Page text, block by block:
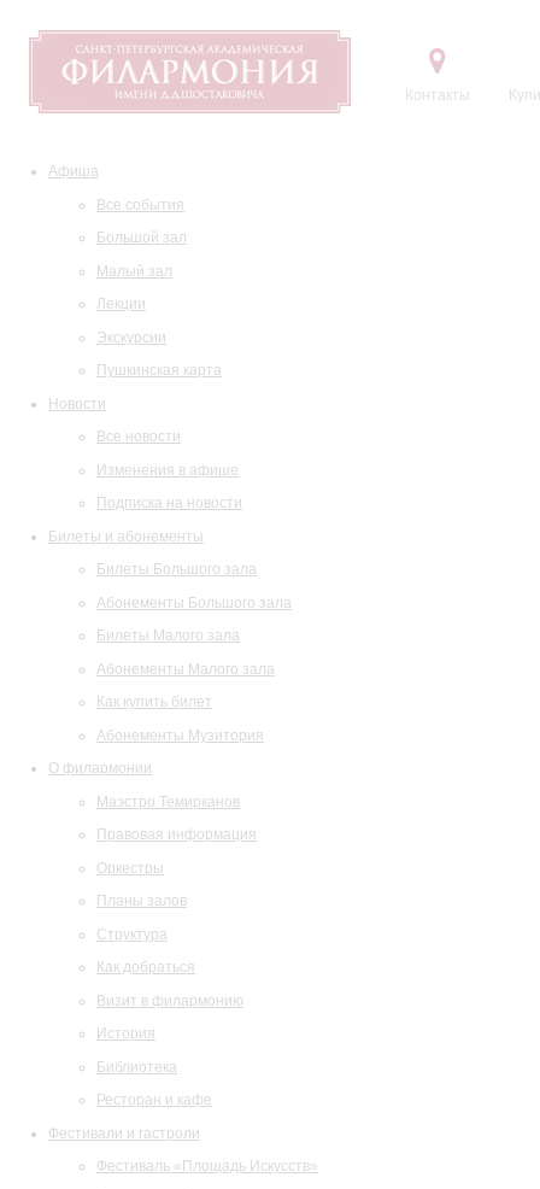
Контакты
Афиша
Все события
Большой зал
Малый зал
Лекции
Экскурсии
Пушкинская карта
Новости
Все новости
Изменения в афише
Подписка на новости
Билеты и абонементы
Билеты Большого зала
Абонементы Большого зала
Билеты Малого зала
Абонементы Малого зала
Как купить билет
Абонементы Музитория
О филармонии
Маэстро Темирканов
Правовая информация
Оркестры
Планы залов
Структура
Как добраться
Визит в филармонию
История
Библиотека
Ресторан и кафе
Фестивали и гастроли
Фестиваль «Площадь Искусств»